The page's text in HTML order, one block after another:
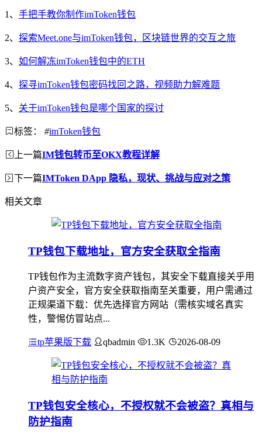
1、 手把手教你制作imToken钱包
2、 探索Meet.one与imToken钱包，区块链世界的交互之旅
3、 如何解冻imToken钱包中的ETH
4、 探寻imToken钱包密码找回之路，视频助力解难题
5、 关于imToken钱包是哪个国家的探讨
标签： #imToken钱包
上一篇IM钱包转币至OKX教程详解
下一篇IMToken DApp 隐私，现状、挑战与应对之策
相关文章
TP钱包下载地址，官方安全获取全指南
TP钱包作为主流数字资产钱包，其安全下载直接关乎用
户资产安全，官方安全获取指南至关重要，用户需通过
正规渠道下载：优先选择官方网站（需核实域名真实
性，警惕仿冒站点...
tp苹果版下载 qbadmin 1.3K 2026-08-09
TP钱包安全核心，不授权就不会被盗？真相与
防护指南